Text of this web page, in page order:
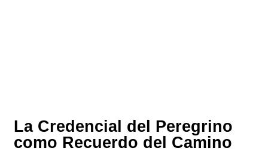
La Credencial del Peregrino
como Recuerdo del Camino